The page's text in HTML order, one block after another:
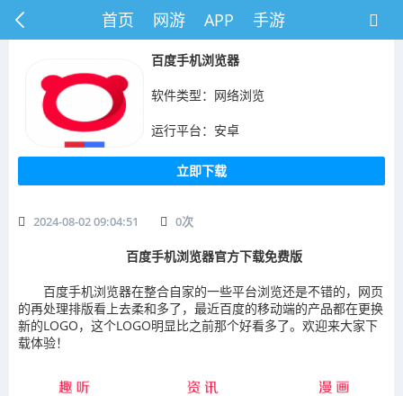
首页 网游 APP 手游
百度手机浏览器
软件类型：网络浏览
运行平台：安卓
立即下载
2024-08-02 09:04:51 0次
百度手机浏览器官方下载免费版
百度手机浏览器在整合自家的一些平台浏览还是不错的，网页
的再处理排版看上去柔和多了，最近百度的移动端的产品都在更换
新的LOGO，这个LOGO明显比之前那个好看多了。欢迎来大家下
载体验！